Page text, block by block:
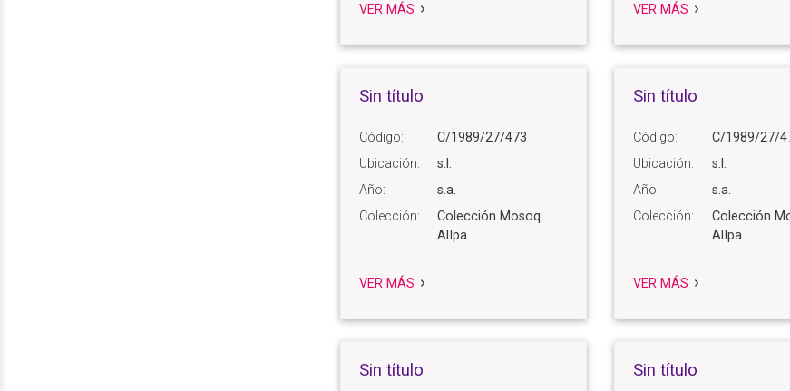
VER MÁS VER MÁS
Sin título
Código:
C/1989/27/473
Ubicación:
s.l.
Año:
s.a.
Colección:
Colección Mosoq
AlIpa
VER MÁS
Sin título
Código:
C/1989/27/
Ubicación:
s.l.
Año:
s.a.
Colección:
Colección
AlIpa
VER MÁS
Sin título Sin título